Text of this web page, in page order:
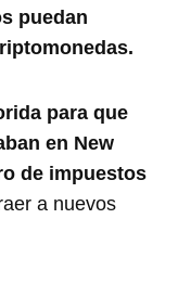
puedan
para que
en New
de impuestos
a nuevos